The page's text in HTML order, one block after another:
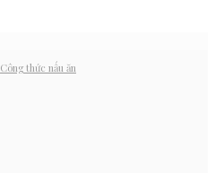
Công thức nấu ăn